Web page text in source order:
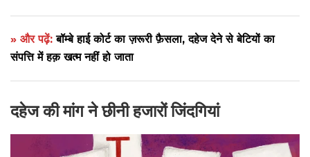
» और पढ़ें:बॉम्बे हाई कोर्ट का ज़रूरी फ़ैसला, दहेज देने से बेटियों का
संपत्ति में हक़ खत्म नहीं हो जाता
दहेज की मांग ने छीनी हजारों जिंदगियां